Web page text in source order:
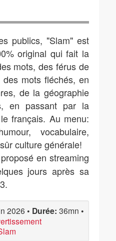
publics, "Slam" est
original qui fait la
mots, des férus de
mots fléchés, en
de la géographie
en passant par la
français. Au menu:
vocabulaire,
culture générale!
en streaming
jours après sa
2026 • Durée: 36mn •